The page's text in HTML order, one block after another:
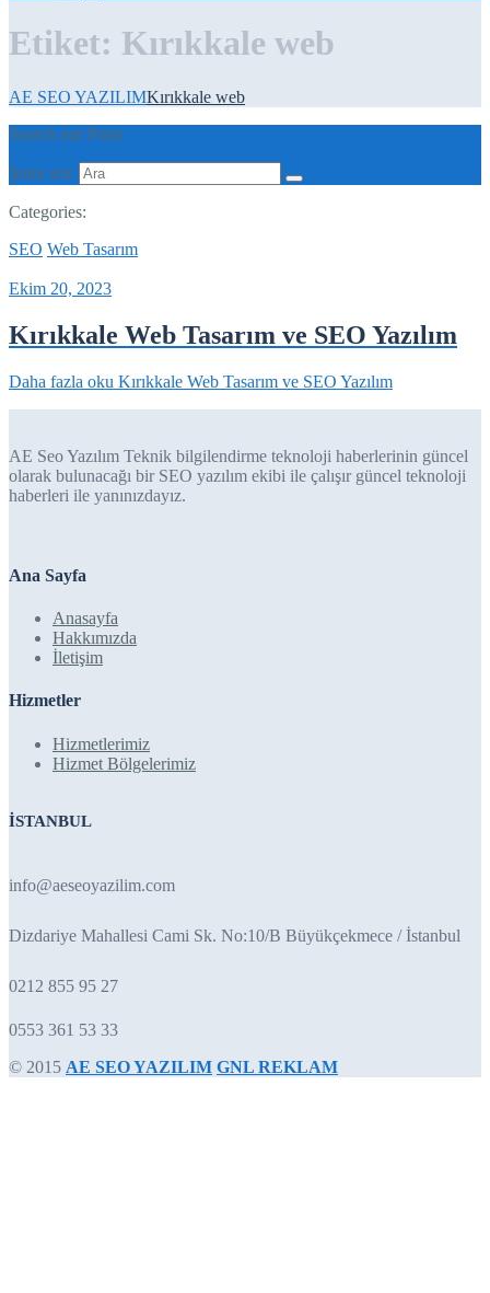
Etiket: Kırıkkale web
AE SEO YAZILIMKırıkkale web
Search our Posts
Şunu ara:
Categories:
SEO Web Tasarım
Ekim 20, 2023
Kırıkkale Web Tasarım ve SEO Yazılım
Daha fazla oku Kırıkkale Web Tasarım ve SEO Yazılım
AE Seo Yazılım Teknik bilgilendirme teknoloji haberlerinin güncel
olarak bulunacağı bir SEO yazılım ekibi ile çalışır güncel teknoloji
haberleri ile yanınızdayız.
Ana Sayfa
Anasayfa
Hakkımızda
İletişim
Hizmetler
Hizmetlerimiz
Hizmet Bölgelerimiz
İSTANBUL
info@aeseoyazilim.com
Dizdariye Mahallesi Cami Sk. No:10/B Büyükçekmece / İstanbul
0212 855 95 27
0553 361 53 33
© 2015 AE SEO YAZILIM GNL REKLAM